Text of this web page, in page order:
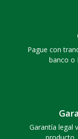
Pague con
banco o
Garantía legal